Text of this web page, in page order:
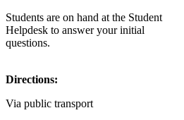
Students are on hand at the Student
Helpdesk to answer your initial
questions.
Directions:
Via public transport